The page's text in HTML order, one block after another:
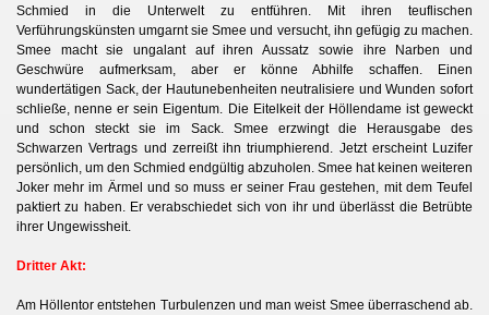
Schmied in die Unterwelt zu entführen. Mit ihren teuflischen
Verführungskünsten umgarnt sie Smee und versucht, ihn gefügig zu machen.
Smee macht sie ungalant auf ihren Aussatz sowie ihre Narben und
Geschwüre aufmerksam, aber er könne Abhilfe schaffen. Einen
wundertätigen Sack,der Hautunebenheiten neutralisiere und Wunden sofort
schließe,nenne er sein Eigentum. Die Eitelkeit der Höllendame ist geweckt
und schon steckt sie im Sack. Smee erzwingt die Herausgabe des
Schwarzen Vertrags und zerreißt ihn triumphierend. Jetzt erscheint Luzifer
persönlich, um den Schmied endgültig abzuholen. Smee hat keinen weiteren
Joker mehr im Ärmel und so muss er seiner Frau gestehen, mit dem Teufel
paktiert zu haben. Er verabschiedet sich von ihr und überlässt die Betrübte
ihrer Ungewissheit.
Dritter Akt:
Am Höllentor entstehen Turbulenzen und man weist Smee überraschend ab.